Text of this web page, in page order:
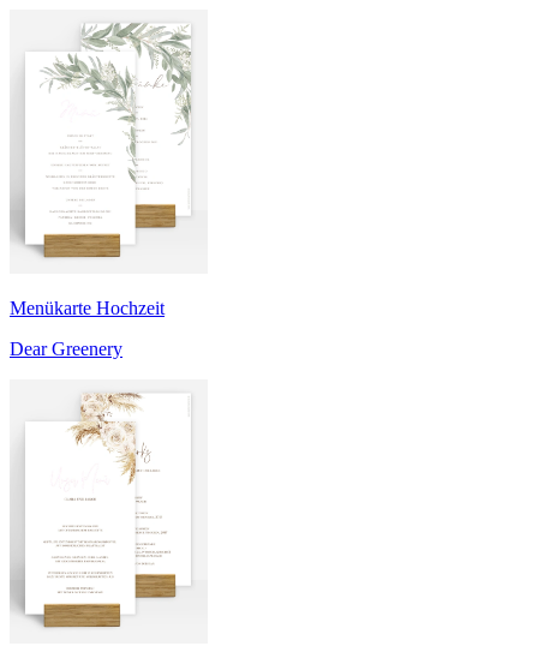
Menükarte Hochzeit
Dear Greenery